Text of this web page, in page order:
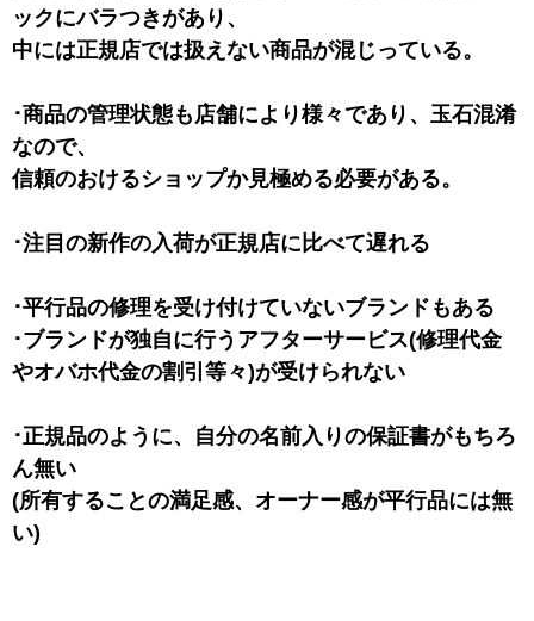
ックにバラつきがあり、
中には正規店では扱えない商品が混じっている。
･商品の管理状態も店舗により様々であり、玉石混淆
なので、
信頼のおけるショップか見極める必要がある。
･注目の新作の入荷が正規店に比べて遅れる
･平行品の修理を受け付けていないブランドもある
･ブランドが独自に行うアフターサービス(修理代金
やオバホ代金の割引等々)が受けられない
･正規品のように、自分の名前入りの保証書がもちろ
ん無い
(所有することの満足感、オーナー感が平行品には無
い)